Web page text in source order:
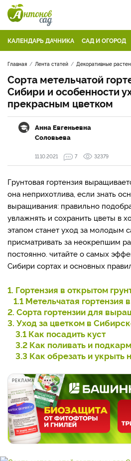
КАЛЕНДАРЬ ДАЧНИКА САД И ОГОРОД
Главная Лента статей Декоративные
Сорта метельчатой
Сибири и особенности
прекрасным цветком
Анна Евгеньевна
Соловьева
11.10.2021
7 32379
Грунтовая гортензия
она неприхотлива, если знать
выращивания: правильно
увлажнять и сохранить цветы в
этапом станет уход за молодым
присматривать за неокрепшим
постоянно. читайте о самых
Сибири сортах и основных
1. Гортензия в открытом
1.1 Метельчатая гортензия
2. Сорта гортензии для
3. Уход за цветком в
3.1 Как посадить куст
3.2 Как поливать и
3.3 Как обрезать и укрыть
РЕКЛАМА